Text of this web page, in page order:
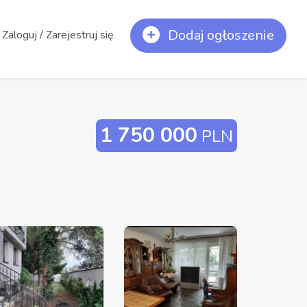
/ Zarejestruj się Dodaj ogłoszenie
1 750 000 PLN